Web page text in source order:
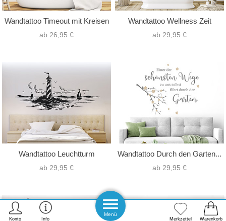
Wandtattoo Timeout mit Kreisen
ab 26,95 €
Wandtattoo Wellness Zeit
ab 29,95 €
Wandtattoo Leuchtturm
ab 29,95 €
Wandtattoo Durch den Garten...
ab 29,95 €
Warenkorb
Merkzettel
Menü
Konto Info